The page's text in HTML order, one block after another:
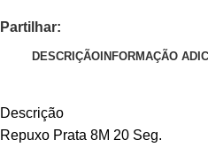
Partilhar:
DESCRIÇÃOINFORMAÇÃO
Descrição
Repuxo Prata 8M 20 Seg.